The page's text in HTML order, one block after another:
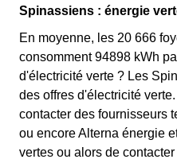
Spinassiens : énergie
En moyenne, les 20 666
consomment 94898 kWh
d'électricité verte ? Les
des offres d'électricité
contacter des fournisseurs
ou encore Alterna énergie
vertes ou alors de